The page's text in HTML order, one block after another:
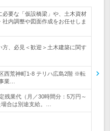
必要な「仮設橋梁」や、土木資材
内調整や図面作成をお任せしま
、必見＜歓迎＞土木建築に関す
西荒神町1-8 テリハ広島2階 ※転
業…
残業代（月／30時間分：5万円～
合は別途支給。…